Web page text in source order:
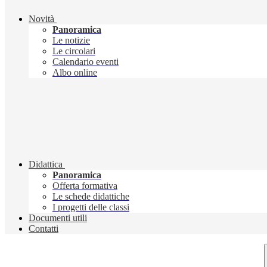
Novità
Panoramica
Le notizie
Le circolari
Calendario eventi
Albo online
Didattica
Panoramica
Offerta formativa
Le schede didattiche
I progetti delle classi
Documenti utili
Contatti